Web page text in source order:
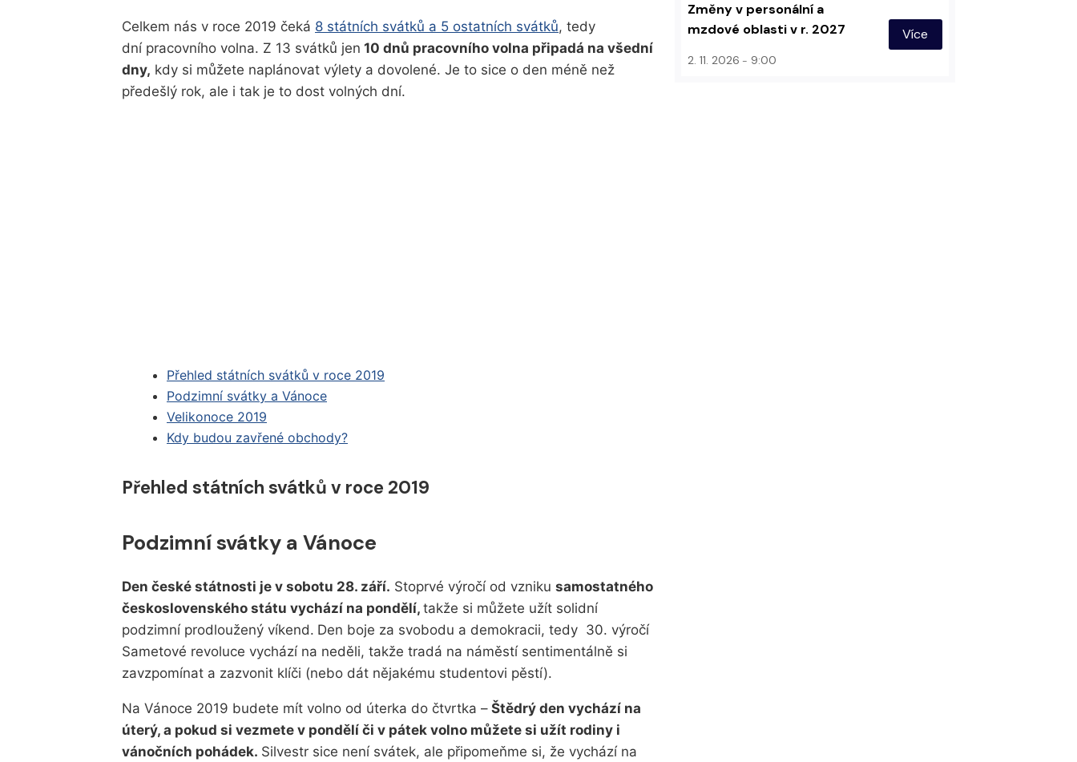
Celkem nás v roce 2019 čeká 8 státních svátků a 5 ostatních svátků, tedy
dní pracovního volna. Z 13 svátků jen 10 dnů pracovního volna připadá na všední
dny, kdy si můžete naplánovat výlety a dovolené. Je to sice o den méně než
předešlý rok, ale i tak je to dost volných dní.
Přehled státních svátků v roce 2019
Podzimní svátky a Vánoce
Velikonoce 2019
Kdy budou zavřené obchody?
Přehled státních svátků v roce 2019
Podzimní svátky a Vánoce
Den české státnosti je v sobotu 28. září. Stoprvé výročí od vzniku samostatného
československého státu vychází na pondělí, takže si můžete užít solidní
podzimní prodloužený víkend. Den boje za svobodu a demokracii, tedy 30. výročí
Sametové revoluce vychází na neděli, takže tradá na náměstí sentimentálně si
zavzpomínat a zazvonit klíči (nebo dát nějakému studentovi pěstí).
Na Vánoce 2019 budete mít volno od úterka do čtvrtka – Štědrý den vychází na
úterý, a pokud si vezmete v pondělí či v pátek volno můžete si užít rodiny i
vánočních pohádek. Silvestr sice není svátek, ale připomeňme si, že vychází na
Změny v personální a
mzdové oblasti v r. 2027
2. 11. 2026 9:00
Více